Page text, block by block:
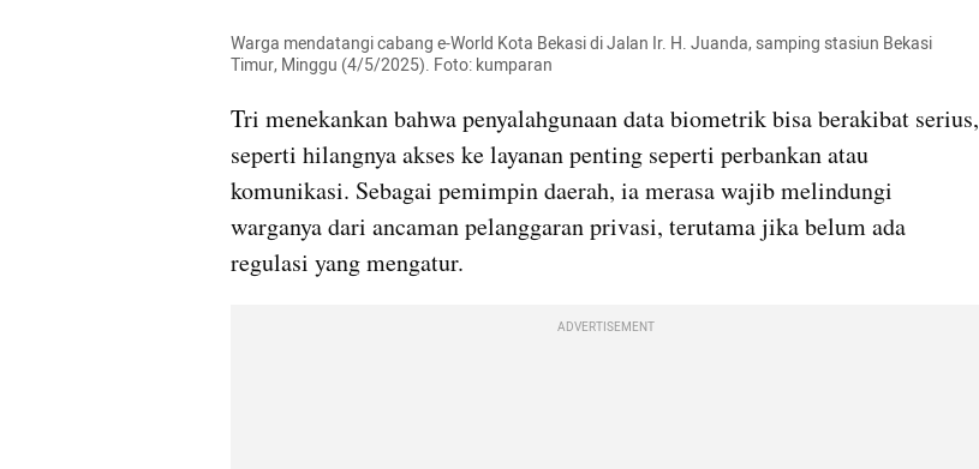
Warga mendatangi cabang e-World Kota Bekasi di Jalan Ir. H. Juanda, samping stasiun Bekasi
Timur, Minggu (4/5/2025). Foto: kumparan
Tri menekankan bahwa penyalahgunaan data biometrik bisa berakibat serius,
seperti hilangnya akses ke layanan penting seperti perbankan atau
komunikasi. Sebagai pemimpin daerah, ia merasa wajib melindungi
warganya dari ancaman pelanggaran privasi, terutama jika belum ada
regulasi yang mengatur.
ADVERTISEMENT